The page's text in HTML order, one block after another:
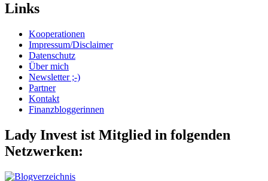
Links
Kooperationen
Impressum/Disclaimer
Datenschutz
Über mich
Newsletter ;-)
Partner
Kontakt
Finanzbloggerinnen
Lady Invest ist Mitglied in folgenden
Netzwerken: